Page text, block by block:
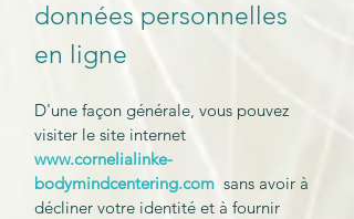
données personnelles
en ligne
D'une façon générale, vous pouvez
visiter le site internet
www.cornelialinke-
bodymindcentering.com sans avoir à
décliner votre identité et à fournir